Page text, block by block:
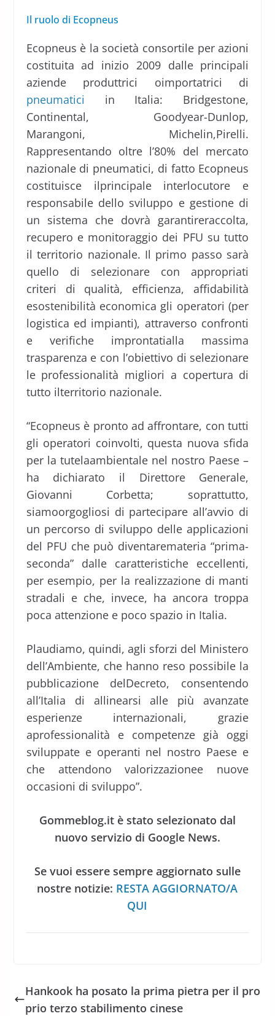
Il ruolo di Ecopneus
Ecopneus è la società consortile per azioni
costituita ad inizio 2009 dalle principali
aziende produttrici oimportatrici di
pneumatici in Italia: Bridgestone,
Continental, Goodyear-Dunlop,
Marangoni, Michelin,Pirelli.
Rappresentando oltre l’80% del mercato
nazionale di pneumatici, di fatto Ecopneus
costituisce ilprincipale interlocutore e
responsabile dello sviluppo e gestione di
un sistema che dovrà garantireraccolta,
recupero e monitoraggio dei PFU su tutto
il territorio nazionale. Il primo passo sarà
quello di selezionare con appropriati
criteri di qualità, efficienza, affidabilità
esostenibilità economica gli operatori (per
logistica ed impianti), attraverso confronti
e verifiche improntatialla massima
trasparenza e con l’obiettivo di selezionare
le professionalità migliori a copertura di
tutto ilterritorio nazionale.
“Ecopneus è pronto ad affrontare, con tutti
gli operatori coinvolti, questa nuova sfida
per la tutelaambientale nel nostro Paese –
ha dichiarato il Direttore Generale,
Giovanni Corbetta; soprattutto,
siamoorgogliosi di partecipare all’avvio di
un percorso di sviluppo delle applicazioni
del PFU che può diventaremateria “prima-
seconda” dalle caratteristiche eccellenti,
per esempio, per la realizzazione di manti
stradali e che, invece, ha ancora troppa
poca attenzione e poco spazio in Italia.
Plaudiamo, quindi, agli sforzi del Ministero
dell’Ambiente, che hanno reso possibile la
pubblicazione delDecreto, consentendo
all’Italia di allinearsi alle più avanzate
esperienze internazionali, grazie
aprofessionalità e competenze già oggi
sviluppate e operanti nel nostro Paese e
che attendono valorizzazionee nuove
occasioni di sviluppo”.
Gommeblog.it è stato selezionato dal
nuovo servizio di Google News.
Se vuoi essere sempre aggiornato sulle
nostre notizie: RESTA AGGIORNATO/A
QUI
Hankook ha posato la prima pietra per il pro
prio terzo stabilimento cinese